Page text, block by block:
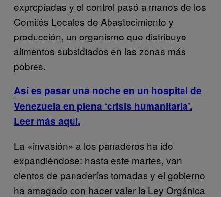
expropiadas y el control pasó a manos de los
Comités Locales de Abastecimiento y
producción, un organismo que distribuye
alimentos subsidiados en las zonas más
pobres.
Así es pasar una noche en un hospital de
Venezuela en plena ‘crisis humanitaria’.
Leer más aquí.
La «invasión» a los panaderos ha ido
expandiéndose: hasta este martes, van
cientos de panaderías tomadas y el gobierno
ha amagado con hacer valer la Ley Orgánica